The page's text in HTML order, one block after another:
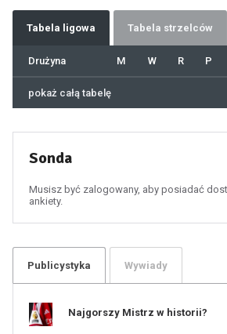
Tabela ligowa Tabela strzelców
Drużyna M W R P
pokaż całą tabelę
Sonda
Musisz być zalogowany, aby posiadać
ankiety.
Publicystyka Wywiady
Najgorszy Mistrz w historii?